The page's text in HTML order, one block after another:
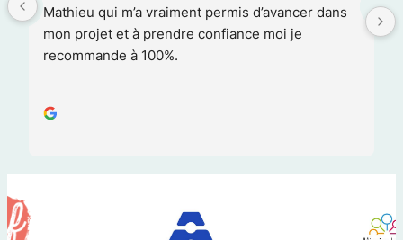
Mathieu qui m’a vraiment permis d’avancer dans
mon projet et à prendre confiance moi je
recommande à 100%.